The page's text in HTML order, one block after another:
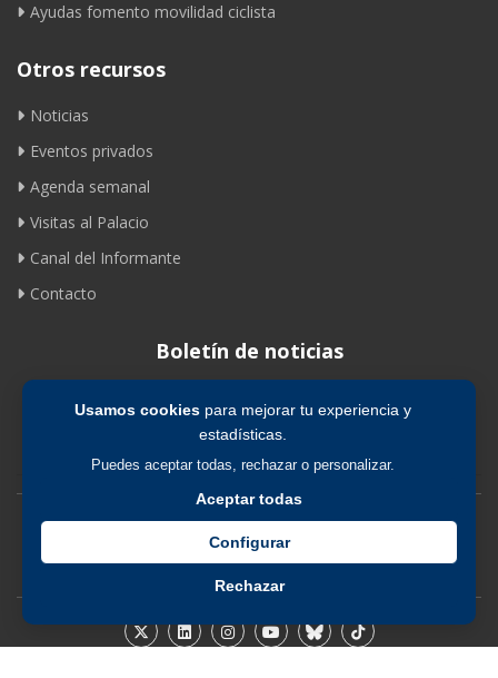
Usamos cookiespara mejorar tu experiencia y
estadísticas.
Puedes aceptar todas, rechazar o personalizar.
Aceptar todas
Configurar
Rechazar
Ayudas fomento movilidad ciclista
Otros recursos
Noticias
Eventos privados
Agenda semanal
Visitas al Palacio
Canal del Informante
Contacto
Boletín de noticias
Suscribirse
Avíso legal | Política de privacidad | Política de cookies